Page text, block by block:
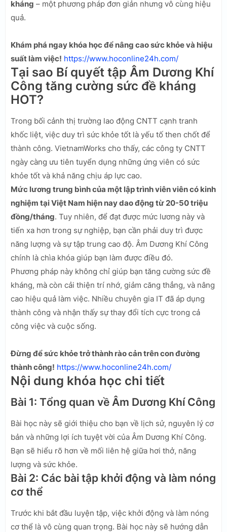
kháng – một phương pháp đơn giản nhưng vô cùng hiệu
quả.
Khám phá ngay khóa học để nâng cao sức khỏe và hiệu
suất làm việc! https://www.hoconline24h.com/
Tại sao Bí quyết tập Âm Dương Khí
Công tăng cường sức đề kháng
HOT?
Trong bối cảnh thị trường lao động CNTT cạnh tranh
khốc liệt, việc duy trì sức khỏe tốt là yếu tố then chốt để
thành công. VietnamWorks cho thấy, các công ty CNTT
ngày càng ưu tiên tuyển dụng những ứng viên có sức
khỏe tốt và khả năng chịu áp lực cao.
Mức lương trung bình của một lập trình viên viên có kinh
nghiệm tại Việt Nam hiện nay dao động từ 20-50 triệu
đồng/tháng. Tuy nhiên, để đạt được mức lương này và
tiến xa hơn trong sự nghiệp, bạn cần phải duy trì được
năng lượng và sự tập trung cao độ. Âm Dương Khí Công
chính là chìa khóa giúp bạn làm được điều đó.
Phương pháp này không chỉ giúp bạn tăng cường sức đề
kháng, mà còn cải thiện trí nhớ, giảm căng thẳng, và nâng
cao hiệu quả làm việc. Nhiều chuyên gia IT đã áp dụng
thành công và nhận thấy sự thay đổi tích cực trong cả
công việc và cuộc sống.
Đừng để sức khỏe trở thành rào cản trên con đường
thành công! https://www.hoconline24h.com/
Nội dung khóa học chi tiết
Bài 1: Tổng quan về Âm Dương Khí Công
Bài học này sẽ giới thiệu cho bạn về lịch sử, nguyên lý cơ
bản và những lợi ích tuyệt vời của Âm Dương Khí Công.
Bạn sẽ hiểu rõ hơn về mối liên hệ giữa hơi thở, năng
lượng và sức khỏe.
Bài 2: Các bài tập khởi động và làm nóng
cơ thể
Trước khi bắt đầu luyện tập, việc khởi động và làm nóng
cơ thể là vô cùng quan trọng. Bài học này sẽ hướng dẫn